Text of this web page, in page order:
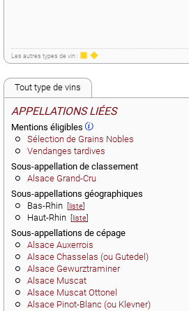
Les autres types de vin :
Tout type de vins
APPELLATIONS LIÉES
Mentions éligibles
Sélection de Grains Nobles
Vendanges tardives
Sous-appellation de classement
Alsace Grand-Cru
Sous-appellations géographiques
Bas-Rhin [liste]
Haut-Rhin [liste]
Sous-appellations de cépage
Alsace Auxerrois
Alsace Chasselas (ou Gutedel)
Alsace Gewurztraminer
Alsace Muscat
Alsace Muscat Ottonel
Alsace Pinot-Blanc (ou Klevner)